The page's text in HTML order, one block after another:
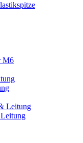
M6
Leitung